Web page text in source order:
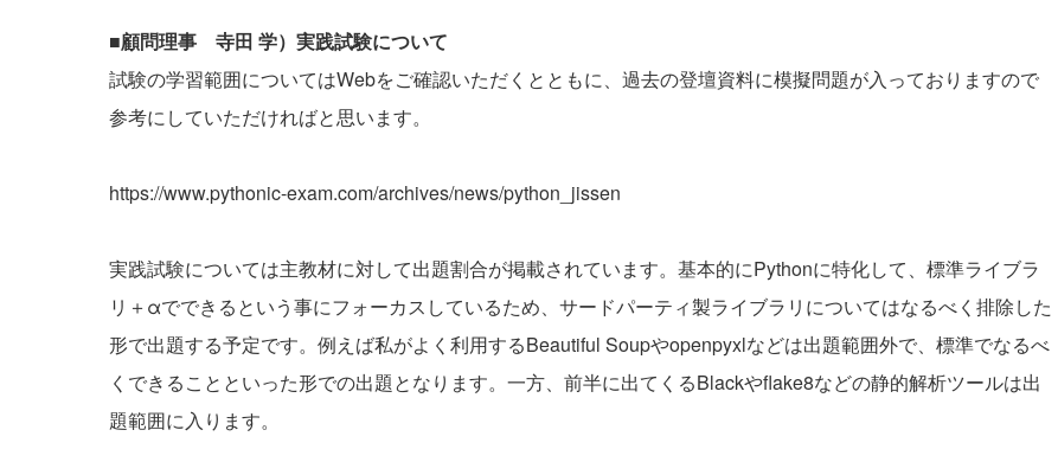
■顧問理事 寺田 学）実践試験について
試験の学習範囲についてはWebをご確認いただくとともに、過去の登壇資料に模擬問題が入っておりますので
参考にしていただければと思います。
https://www.pythonic-exam.com/archives/news/python_jissen
実践試験については主教材に対して出題割合が掲載されています。基本的にPythonに特化して、標準ライブラ
リ＋αでできるという事にフォーカスしているため、サードパーティ製ライブラリについてはなるべく排除した
形で出題する予定です。例えば私がよく利用するBeautiful Soupやopenpyxlなどは出題範囲外で、標準でなるべ
くできることといった形での出題となります。一方、前半に出てくるBlackやflake8などの静的解析ツールは出
題範囲に入ります。